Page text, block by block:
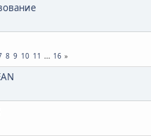
8 9 10 11 ... 16